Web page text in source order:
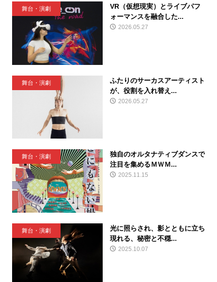
舞台・演劇
VR（仮想現実）とライブパフ
ォーマンスを融合した...
2026.05.27
舞台・演劇
ふたりのサーカスアーティスト
が、役割を入れ替え...
2026.05.27
舞台・演劇
独自のオルタナティブダンスで
注目を集めるＭＷＭ...
2025.11.15
舞台・演劇
光に照らされ、影とともに立ち
現れる、秘密と不穏...
2025.10.07